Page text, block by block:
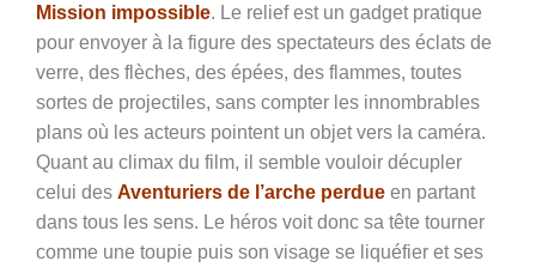
Mission impossible. Le relief est un gadget pratique
pour envoyer à la figure des spectateurs des éclats de
verre, des flèches, des épées, des flammes, toutes
sortes de projectiles, sans compter les innombrables
plans où les acteurs pointent un objet vers la caméra.
Quant au climax du film, il semble vouloir décupler
celui des Aventuriers de l’arche perdue en partant
dans tous les sens. Le héros voit donc sa tête tourner
comme une toupie puis son visage se liquéfier et ses